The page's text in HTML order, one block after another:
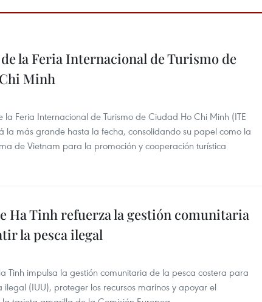
la Feria Internacional de Turismo de
Minh
la Feria Internacional de Turismo de Ciudad Ho Chi Minh (ITE
la más grande hasta la fecha, consolidando su papel como la
de Vietnam para la promoción y cooperación turística
Ha Tinh refuerza la gestión comunitaria
la pesca ilegal
Tinh impulsa la gestión comunitaria de la pesca costera para
(IUU), proteger los recursos marinos y apoyar el